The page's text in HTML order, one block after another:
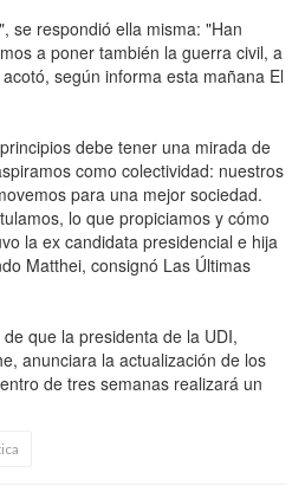
se respondió ella misma: "Han
a poner también la guerra civil, a
según informa esta mañana El
debe tener una mirada de
como colectividad: nuestros
para una mejor sociedad.
lo que propiciamos y cómo
la ex candidata presidencial e hija
Matthei, consignó Las Últimas
que la presidenta de la UDI,
anunciara la actualización de los
de tres semanas realizará un